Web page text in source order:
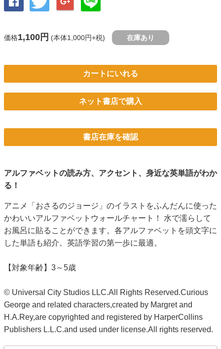
価格1,100円 (本体1,000円+税) 在庫あり
カートにいれる
ネット書店で購入
書店在庫を確認
アルファベットの読み方、アクセント、身近な英単語がわか
る！
アニメ「おさるのジョージ」のイラストをふんだんに使った
かわいいアルファベットウォールチャート！ 水で濡らして
お風呂に貼ることができます。各アルファベットを頭文字に
した単語も紹介。英語学習の第一歩に最適。
【対象年齢】3～5歳
© Universal City Studios LLC.All Rights Reserved.Curious
George and related characters,created by Margret and
H.A.Rey,are copyrighted and registered by HarperCollins
Publishers L.L.C.and used under license.All rights reserved.